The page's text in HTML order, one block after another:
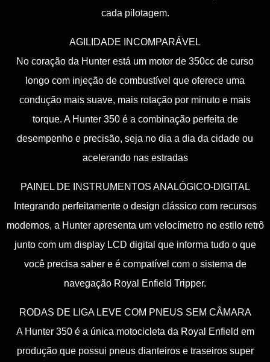
cada pilotagem.
AGILIDADE INCOMPARÁVEL
No coração da Hunter está um motor de 350cc de curso
longo com injeção de combustível que oferece uma
condução mais suave, mais rotação por minuto e mais
torque. A Hunter 350 é a combinação perfeita de
desempenho e precisão, seja no dia a dia da cidade ou
acelerando nas estradas
PAINEL DE INSTRUMENTOS ANALÓGICO-DIGITAL
Integrando perfeitamente o design clássico com recursos
modernos, a Hunter apresenta um velocímetro no estilo retrô
junto com um display LCD digital que informa tudo o que
você precisa saber e é compatível com o sistema de
navegação Royal Enfield Tripper.
RODAS DE LIGA LEVE COM PNEUS SEM CÂMARA
A Hunter 350 é a única motocicleta da Royal Enfield em
produção que possui pneus dianteiros e traseiros super